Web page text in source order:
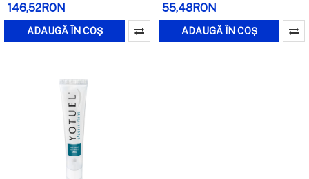
146,52RON
ADAUGĂ ÎN COȘ
55,48RON
ADAUGĂ ÎN COȘ